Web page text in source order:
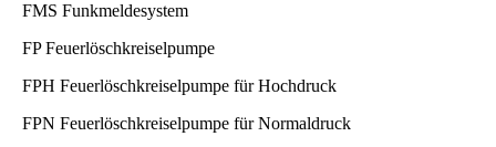
FMS Funkmeldesystem
FP Feuerlöschkreiselpumpe
FPH Feuerlöschkreiselpumpe für Hochdruck
FPN Feuerlöschkreiselpumpe für Normaldruck